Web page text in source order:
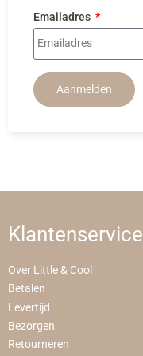
Emailadres
Aanmelden
Klantenservice
Over Little & Cool
Betalen
Levertijd
Bezorgen
Retourneren